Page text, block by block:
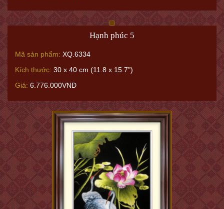
Hạnh phúc 5
Mã sản phẩm: XQ.6334
Kích thước: 30 x 40 cm (11.8 x 15.7")
Giá: 6.776.000VNĐ